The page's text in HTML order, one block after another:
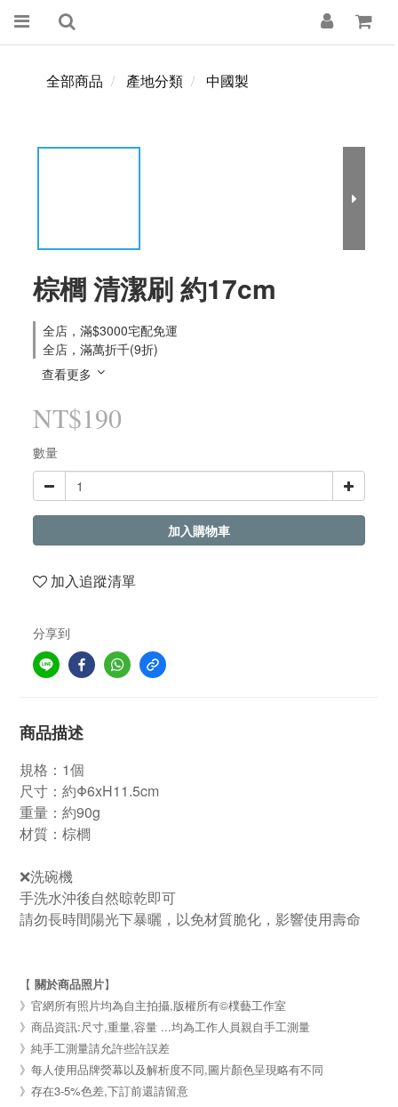
全部商品 產地分類 中國製
棕櫚 清潔刷 約17cm
全店，滿$3000宅配免運
全店，滿萬折千(9折)
查看更多
NT$190
數量
加入購物車
加入追蹤清單
分享到
商品描述
規格：1個
尺寸：約Φ6xH11.5cm
重量：約90g
材質：棕櫚
❌洗碗機
手洗水沖後自然晾乾即可
請勿長時間陽光下暴曬，以免材質脆化，影響使用壽命
【 關於商品照片】
》官網所有照片均為自主拍攝,版權所有©樸藝工作室
》商品資訊:尺寸,重量,容量 ...均為工作人員親自手工測量
》純手工測量請允許些許誤差
》每人使用品牌熒幕以及解析度不同,圖片顏色呈現略有不同
》存在3-5%色差,下訂前還請留意